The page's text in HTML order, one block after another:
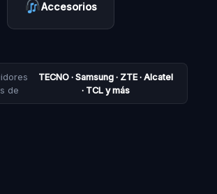
Accesorios
de
TECNO · Samsung · ZTE · Alcatel
· TCL y más